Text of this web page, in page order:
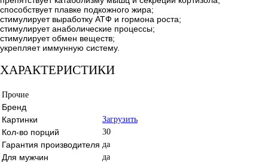
способствует плавке подкожного жира;
стимулирует выработку АТФ и гормона роста;
стимулирует анаболические процессы;
стимулирует обмен веществ;
укрепляет иммунную систему.
ХАРАКТЕРИСТИКИ
Прочие
Бренд
Картинки
Загрузить
Кол-во порций 30
Гарантия производителя да
Для мужчин да